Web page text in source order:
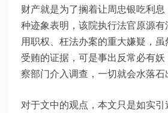
财产就是为了搁着让周忠银吃利
种迹象表明，该院执行法官原源
用职权、枉法办案的重大嫌疑，
受贿的证据，可是事出反常必有
察部门介入调查，一切就会水落石
对于文中的观点，本文只是如实